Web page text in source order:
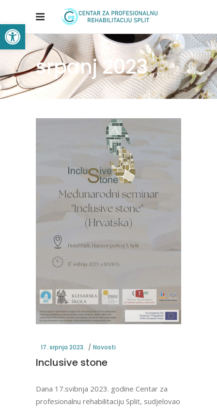
Open toolbar
srpanj 2023
17. srpnja 2023. Novosti
Inclusive stone
Dana 17.svibnja 2023. godine Centar za
profesionalnu rehabilitaciju Split, sudjelovao